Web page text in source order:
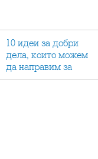
10 идеи за добри
дела, които можем
да направим за
напълно непознат